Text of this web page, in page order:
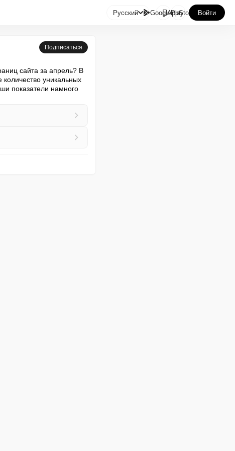
Русский GooglePlay
AppStore Войти
Подписаться
сайта за апрель? В
уникальных
показатели намного